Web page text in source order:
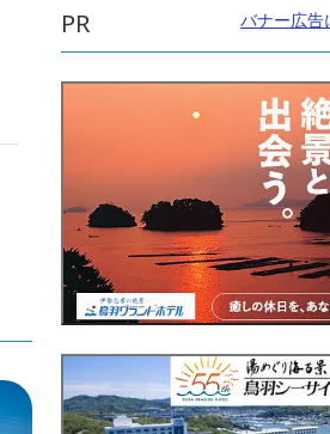
PR バナー広告